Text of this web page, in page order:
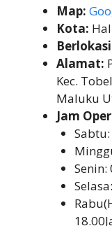
Map:
Kota:
Alamat:
Kec.
Maluku
Jam
Senin: